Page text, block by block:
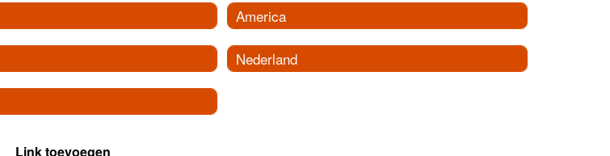
America
Nederland
Link toevoegen